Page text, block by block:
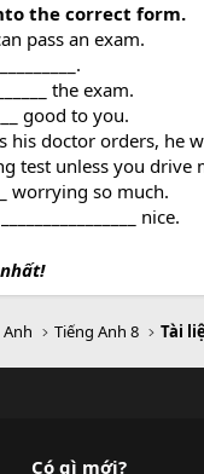
the correct form.
pass an exam.
the exam.
good to you.
his doctor orders, he
test unless you drive
worrying so much.
nice.
Tiếng Anh 8 Tài
Có gì mới?